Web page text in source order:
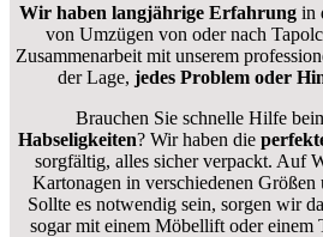
Wir haben langjährige Erfahrung in
von Umzügen von oder nach
Zusammenarbeit mit unserem
der Lage, jedes Problem oder
Brauchen Sie schnelle Hilfe
Habseligkeiten? Wir haben die
sorgfältig, alles sicher verpackt. Auf
Kartonagen in verschiedenen Größen
Sollte es notwendig sein, sorgen wir
sogar mit einem Möbellift oder einem